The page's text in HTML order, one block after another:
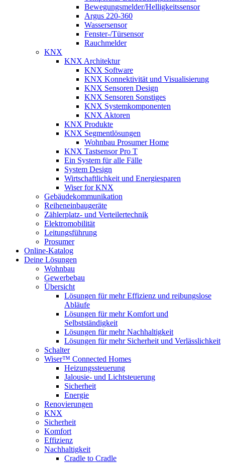
Bewegungsmelder/Helligkeitssensor
Argus 220-360
Wassersensor
Fenster-/Türsensor
Rauchmelder
KNX
KNX Architektur
KNX Software
KNX Konnektivität und Visualisierung
KNX Sensoren Design
KNX Sensoren Sonstiges
KNX Systemkomponenten
KNX Aktoren
KNX Produkte
KNX Segmentlösungen
Wohnbau Prosumer Home
KNX Tastsensor Pro T
Ein System für alle Fälle
System Design
Wirtschaftlichkeit und Energiesparen
Wiser for KNX
Gebäudekommunikation
Reiheneinbaugeräte
Zählerplatz- und Verteilertechnik
Elektromobilität
Leitungsführung
Prosumer
Online-Katalog
Deine Lösungen
Wohnbau
Gewerbebau
Übersicht
Lösungen für mehr Effizienz und reibungslose
Abläufe
Lösungen für mehr Komfort und
Selbstständigkeit
Lösungen für mehr Nachhaltigkeit
Lösungen für mehr Sicherheit und Verlässlichkeit
Schalter
Wiser™ Connected Homes
Heizungssteuerung
Jalousie- und Lichtsteuerung
Sicherheit
Energie
Renovierungen
KNX
Sicherheit
Komfort
Effizienz
Nachhaltigkeit
Cradle to Cradle